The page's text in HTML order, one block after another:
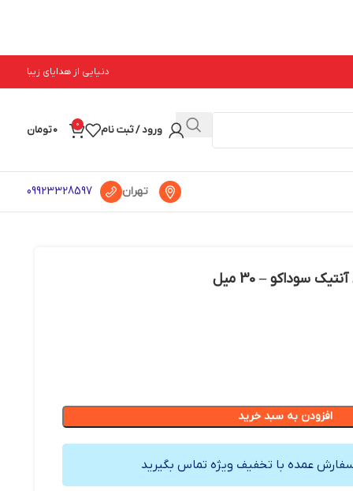
دنیایی از هدایای زیبا
ورود / ثبت نام 0
0تومان
تهران 09923328597
سوداکو – 30 میل
افزودن به سبد خرید
عمده با تخفیف ویژه تماس بگیرید